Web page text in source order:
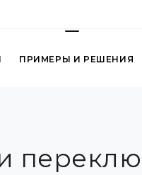
ПРИМЕРЫ И РЕШЕНИЯ